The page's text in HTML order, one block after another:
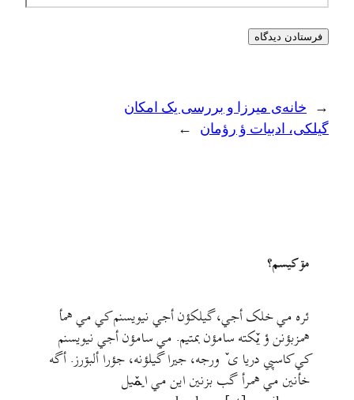
←
خانه‌ی میرزا و بررسی یک امکان
گیلکی، ادبیات ؤ رؤمان
→
مۊ کيسم؟
ئره مي خلک أجي، گيلکؤن أجي نيويسنم کي مي همأ
همزبؤنن ؤ يٚکته سامؤن بمتيم. مي سامؤن أجي نيويسنم
کي کاسپي دريا ی ٚ ورجه، جيرا گيلؤنه، جؤرا ألبۊرز. أگه
خأنين مي همرأ گب بزنين اين مي ايمٚیل‌ ‌